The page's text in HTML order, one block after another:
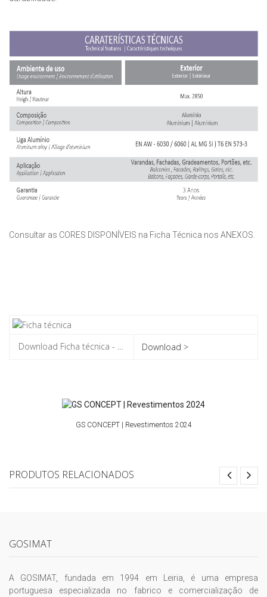
Consultar as CORES DISPONÍVEIS na Ficha Técnica nos ANEXOS.
Download >
GS CONCEPT | Revestimentos 2024
PRODUTOS RELACIONADOS
GOSIMAT
A GOSIMAT, fundada em 1994 em Leiria, é uma empresa
portuguesa especializada no fabrico e comercialização de